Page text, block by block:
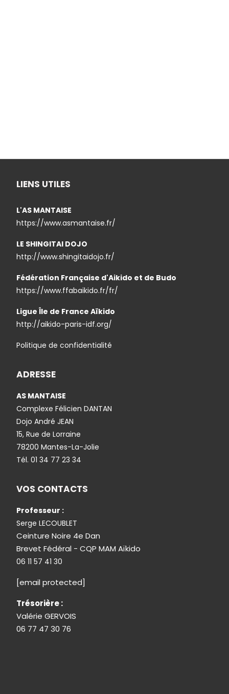
LIENS UTILES
L'AS MANTAISE
https://www.asmantaise.fr/
LE SHINGITAI DOJO
http://www.shingitaidojo.fr/
Fédération Française d'Aikido et de Budo
https://www.ffabaikido.fr/fr/
Ligue Île de France Aïkido
http://aikido-paris-idf.org/
Politique de confidentialité
ADRESSE
AS MANTAISE
Complexe Félicien DANTAN
Dojo André JEAN
15, Rue de Lorraine
78200 Mantes-La-Jolie
Tél.01 34 77 23 34
VOS CONTACTS
Professeur :
Serge LECOUBLET
Ceinture Noire 4e Dan
Brevet Fédéral - CQP MAM Aïkido
06 11 57 41 30
[email protected]
Trésorière :
Valérie GERVOIS
06 77 47 30 76